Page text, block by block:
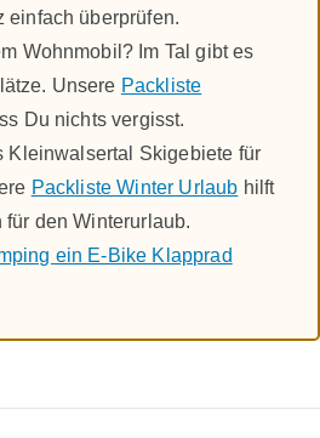
einfach überprüfen.
Wohnmobil? Im Tal gibt es
Unsere Packliste
Du nichts vergisst.
Kleinwalsertal Skigebiete für
Packliste Winter Urlaub hilft
für den Winterurlaub.
ein E-Bike Klapprad